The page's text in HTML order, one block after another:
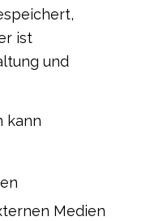
ist
und
kann
Medien